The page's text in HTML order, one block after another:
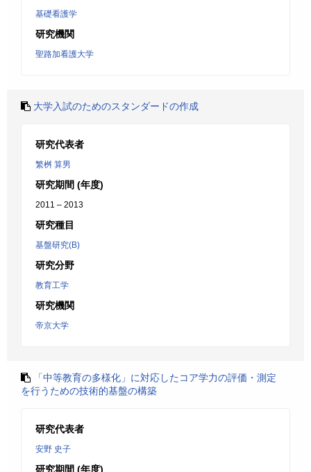
基礎看護学
研究機関
聖路加看護大学
大学入試のためのスタンダードの作成
研究代表者
繁桝 算男
研究期間 (年度)
2011 – 2013
研究種目
基盤研究(B)
研究分野
教育工学
研究機関
帝京大学
「中等教育の多様化」に対応したコア学力の評価・測定
を行うための技術的基盤の構築
研究代表者
安野 史子
研究期間 (年度)